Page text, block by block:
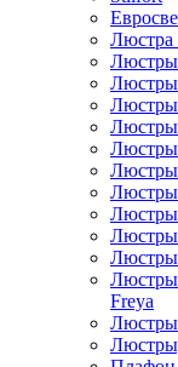
Люстры
Люстры
Люстры
Люстры
Люстры
Люстры
Freya